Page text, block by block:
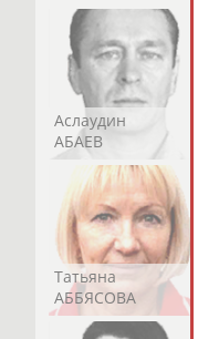
Аслаудин
АБАЕВ
Татьяна
АББЯСОВА